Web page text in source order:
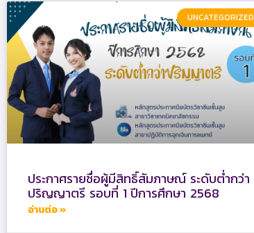
UNCATEGORIZED
ประกาศรายชื่อผู้มีสิทธิ์สัมภาษณ์ ระดับต่ำกว่า
ปริญญาตรี รอบที่ 1 ปีการศึกษา 2568
อ่านต่อ »